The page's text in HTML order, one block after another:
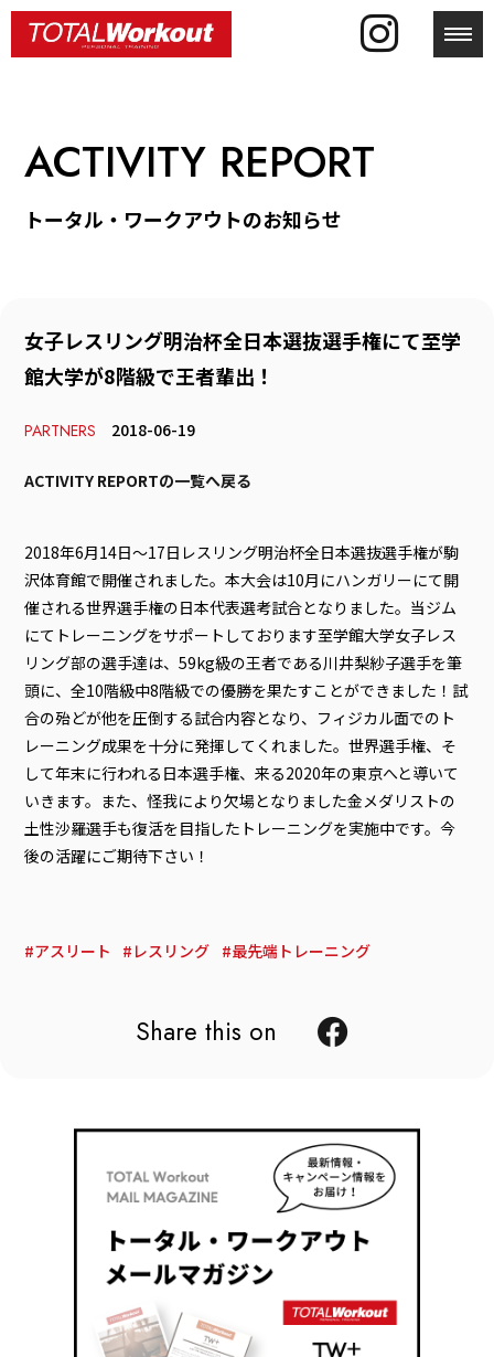
ACTIVITY REPORT
トータル・ワークアウトのお知らせ
女子レスリング明治杯全日本選抜選手権にて至学
館大学が8階級で王者輩出！
PARTNERS 2018-06-19
ACTIVITY REPORTの一覧へ戻る
2018年6月14日～17日レスリング明治杯全日本選抜選手権が駒
沢体育館で開催されました。本大会は10月にハンガリーにて開
催される世界選手権の日本代表選考試合となりました。当ジム
にてトレーニングをサポートしております至学館大学女子レス
リング部の選手達は、59kg級の王者である川井梨紗子選手を筆
頭に、全10階級中8階級での優勝を果たすことができました！試
合の殆どが他を圧倒する試合内容となり、フィジカル面でのト
レーニング成果を十分に発揮してくれました。世界選手権、そ
して年末に行われる日本選手権、来る2020年の東京へと導いて
いきます。また、怪我により欠場となりました金メダリストの
土性沙羅選手も復活を目指したトレーニングを実施中です。今
後の活躍にご期待下さい！
アスリート レスリング 最先端トレーニング
Share this on